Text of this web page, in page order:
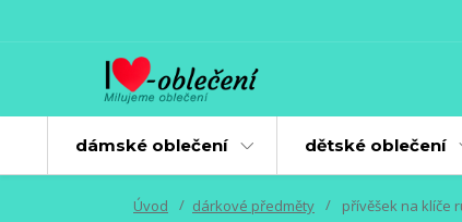
dámské oblečení dětské oblečení
Úvod dárkové předměty přívěšek na klíče